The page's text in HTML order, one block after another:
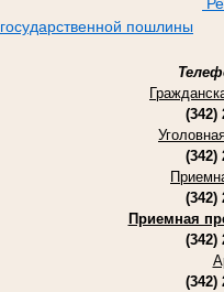
государственной пошлины
(342)
(342)
(342)
Приемная
(342)
(342)